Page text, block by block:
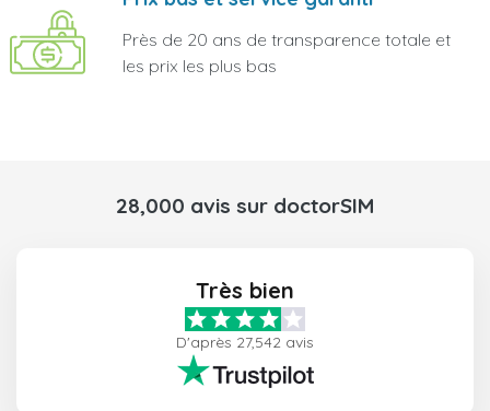
Près de 20 ans de transparence totale et
les prix les plus bas
28,000 avis sur doctorSIM
Très bien
D'après 27,542 avis